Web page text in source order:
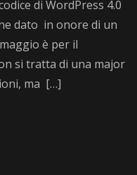
di WordPress 4.0
dato in onore di un
è per il
si tratta di una major
ma […]